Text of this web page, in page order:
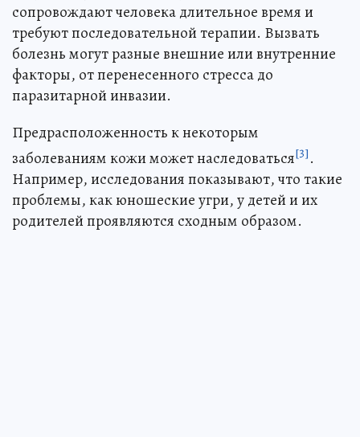
сопровождают человека длительное время и
требуют последовательной терапии. Вызвать
болезнь могут разные внешние или внутренние
факторы, от перенесенного стресса до
паразитарной инвазии.
Предрасположенность к некоторым
заболеваниям кожи может наследоваться[3].
Например, исследования показывают, что такие
проблемы, как юношеские угри, у детей и их
родителей проявляются сходным образом.